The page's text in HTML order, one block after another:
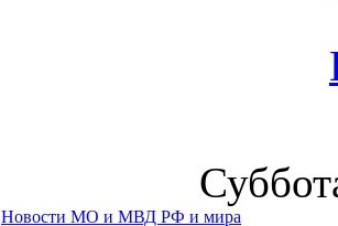
Новости МО и МВД РФ и мира